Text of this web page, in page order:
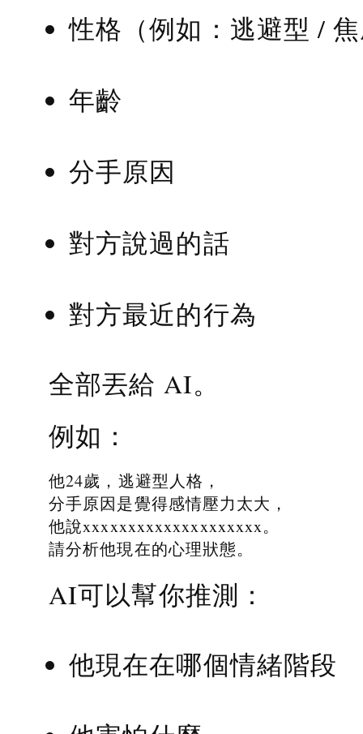
性格（例如：逃避型 /
年齡
分手原因
對方說過的話
對方最近的行為
全部丟給 AI。
例如：
他24歲，逃避型人格，
分手原因是覺得感情壓力太大，
他說xxxxxxxxxxxxxxxxxxxx。
請分析他現在的心理狀態。
AI可以幫你推測：
他現在在哪個情緒階段